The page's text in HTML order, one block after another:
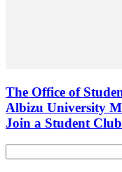
The Office of
Albizu University
Join a Student